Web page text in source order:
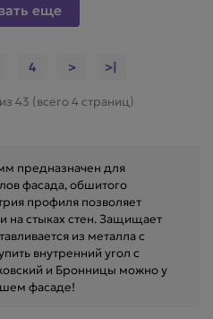
еще
4 > >|
43 (всего 4 страниц)
предназначен для
фасада, обшитого
профиля позволяет
на стыках стен. Защищает
из металла с
внутренний угол с
и Бронницы можно у
фасаде!